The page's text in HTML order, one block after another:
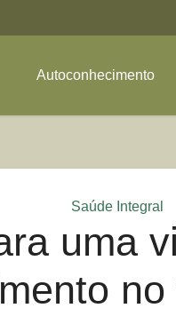
Autoconhecimento
Saúde Integral
uma